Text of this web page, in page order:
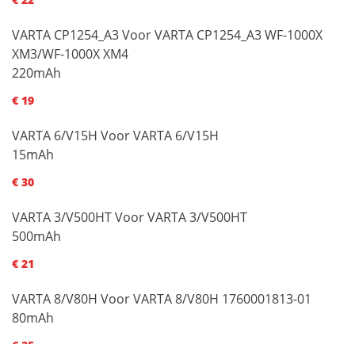
VARTA CP1254_A3 Voor VARTA CP1254_A3 WF-1000X
XM3/WF-1000X XM4
220mAh
€ 19
VARTA 6/V15H Voor VARTA 6/V15H
15mAh
€ 30
VARTA 3/V500HT Voor VARTA 3/V500HT
500mAh
€ 21
VARTA 8/V80H Voor VARTA 8/V80H 1760001813-01
80mAh